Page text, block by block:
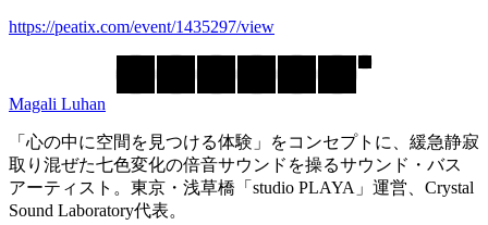
https://peatix.com/event/1435297/view
Magali Luhan
「心の中に空間を見つける体験」をコンセプトに、緩急静寂
取り混ぜた七色変化の倍音サウンドを操るサウンド・バス
アーティスト。東京・浅草橋「studio PLAYA」運営、Crystal
Sound Laboratory代表。